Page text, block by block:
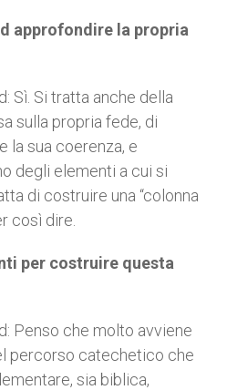
approfondire la propria
Sì. Si tratta anche della
sulla propria fede, di
la sua coerenza, e
degli elementi a cui si
di costruire una “colonna
così dire.
per costruire questa
Penso che molto avviene
percorso catechetico che
sia biblica,